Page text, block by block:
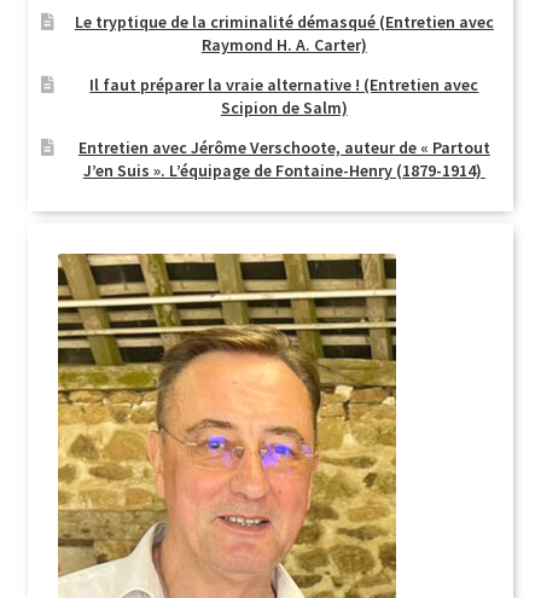
Le tryptique de la criminalité démasqué (Entretien avec
Raymond H. A. Carter)
Il faut préparer la vraie alternative ! (Entretien avec
Scipion de Salm)
Entretien avec Jérôme Verschoote, auteur de « Partout
J’en Suis ». L’équipage de Fontaine-Henry (1879-1914)